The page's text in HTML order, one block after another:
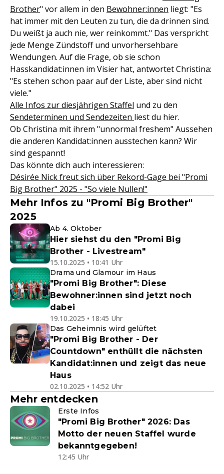
Brother" vor allem in den Bewohner:innen liegt: "Es
hat immer mit den Leuten zu tun, die da drinnen sind.
Du weißt ja auch nie, wer reinkommt." Das verspricht
jede Menge Zündstoff und unvorhersehbare
Wendungen. Auf die Frage, ob sie schon
Hasskandidat:innen im Visier hat, antwortet Christina:
"Es stehen schon paar auf der Liste, aber sind nicht
viele."
Alle Infos zur diesjährigen Staffel und zu den
Sendeterminen und Sendezeiten liest du hier.
Ob Christina mit ihrem "unnormal freshem" Aussehen
die anderen Kandidat:innen ausstechen kann? Wir
sind gespannt!
Das könnte dich auch interessieren:
Désirée Nick freut sich über Rekord-Gage bei "Promi
Big Brother" 2025 - "So viele Nullen!"
Mehr Infos zu "Promi Big Brother"
2025
Ab 4. Oktober
Hier siehst du den "Promi Big
Brother - Livestream"
15.10.2025 • 10:41 Uhr
Drama und Glamour im Haus
"Promi Big Brother": Diese
Bewohner:innen sind jetzt noch
dabei
19.10.2025 • 18:45 Uhr
Das Geheimnis wird gelüftet
"Promi Big Brother - Der
Countdown" enthüllt die nächsten
Kandidat:innen und zeigt das neue
Haus
02.10.2025 • 14:52 Uhr
Mehr entdecken
Erste Infos
"Promi Big Brother" 2026: Das
Motto der neuen Staffel wurde
bekanntgegeben!
12:45 Uhr